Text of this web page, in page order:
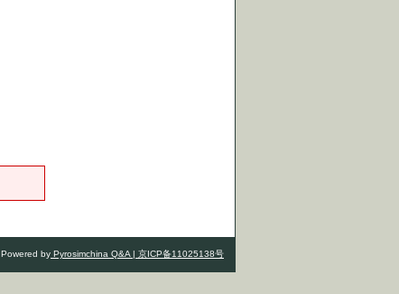
Powered by Pyrosimchina Q&A | 京ICP备11025138号